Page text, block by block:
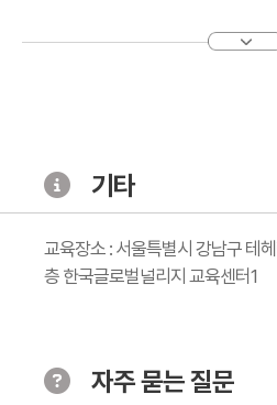
- 블록체인 시연
기타
교육장소 : 서울특별시 강남구 테
층 한국글로벌널리지 교육센터1
자주 묻는 질문